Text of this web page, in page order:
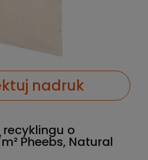
nadruk
recyklingu o
Pheebs, Natural